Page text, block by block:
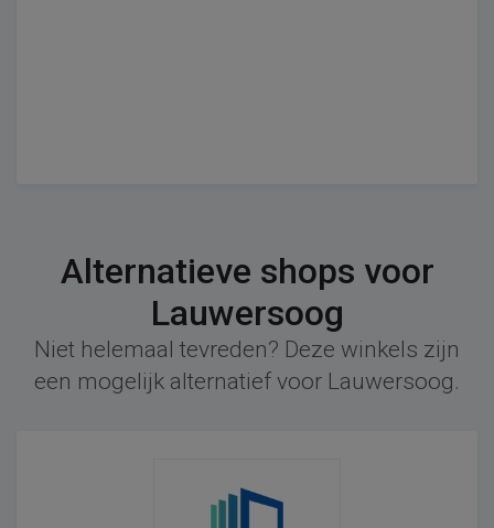
Alternatieve shops voor
Lauwersoog
Niet helemaal tevreden? Deze winkels zijn
een mogelijk alternatief voor Lauwersoog.